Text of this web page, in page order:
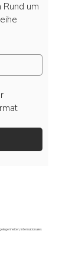
Internationales
um